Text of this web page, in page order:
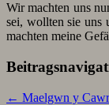
Wir machten uns
sei, wollten sie uns
machten meine
← Maelgwn y